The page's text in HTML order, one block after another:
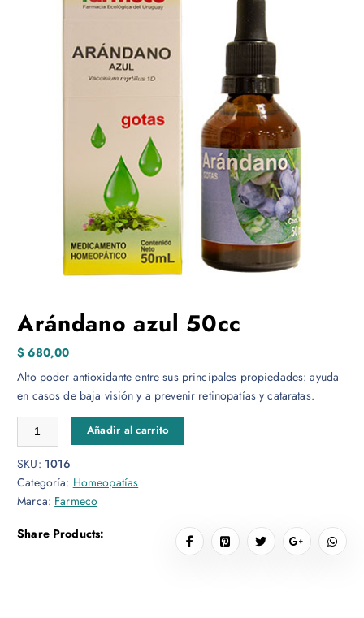
Arándano azul 50cc
$ 680,00
Alto poder antioxidante entre sus principales propiedades: ayuda
en casos de baja visión y a prevenir retinopatías y cataratas.
Arándano azul 50cc cantidad
Añadir al carrito
SKU: 1016
Categoría: Homeopatías
Marca: Farmeco
Share Products: